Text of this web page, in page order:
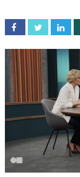
Facebook Twitter